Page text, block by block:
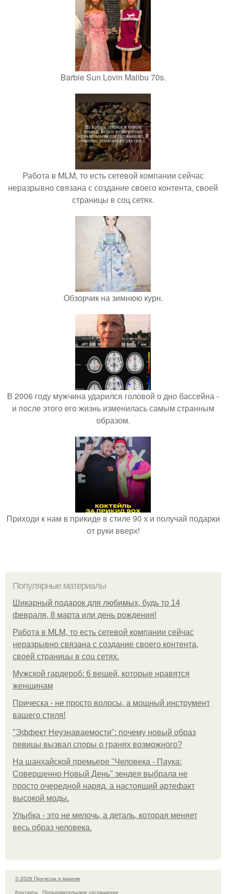
Barbie Sun Lovin Malibu 70s.
Работа в MLM, то есть сетевой компании сейчас
неразрывно связана с создание своего контента, своей
страницы в соц сетях.
Обзорчик на зимнюю курн.
В 2006 году мужчина ударился головой о дно бассейна -
и после этого его жизнь изменилась самым странным
образом.
Приходи к нам в прикиде в стиле 90 х и получай подарки
от руки вверх!
Популярные материалы
Шикарный подарок для любимых, будь то 14
февраля, 8 марта или день рождения!
Работа в MLM, то есть сетевой компании сейчас
неразрывно связана с создание своего контента,
своей страницы в соц сетях.
Мужской гардероб: 6 вещей, которые нравятся
женщинам
Прическа - не просто волосы, а мощный инструмент
вашего стиля!
"Эффект Неузнаваемости": почему новый образ
певицы вызвал споры о гранях возможного?
На шанхайской премьере "Человека - Паука:
Совершенно Новый День" зендея выбрала не
просто очередной наряд, а настоящий артефакт
высокой моды.
Улыбка - это не мелочь, а деталь, которая меняет
весь образ человека.
© 2026 Прическа и макияж
Контакты
Пользовательское соглашение